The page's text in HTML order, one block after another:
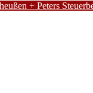
+ Peters